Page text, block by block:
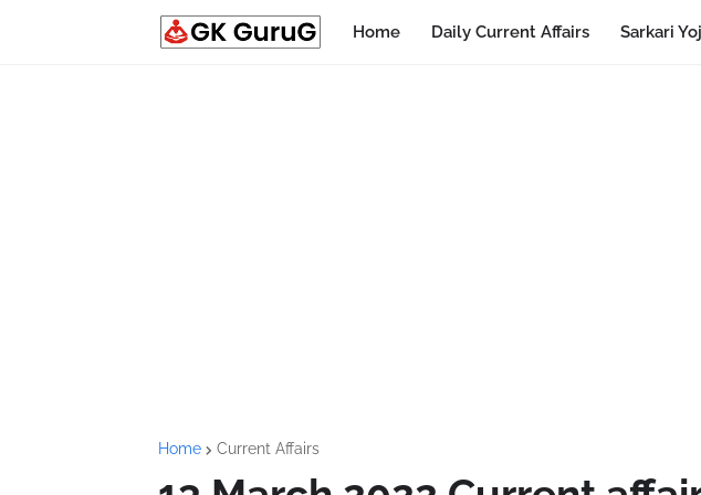
Home Daily Current Affairs Sarkari
Home Current Affairs